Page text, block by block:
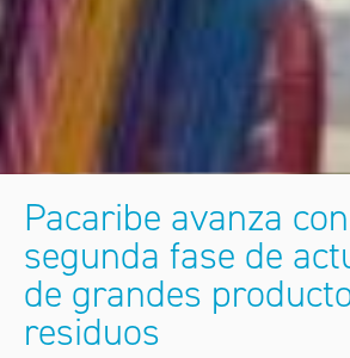
Pacaribe avanza
segunda fase de
de grandes
residuos